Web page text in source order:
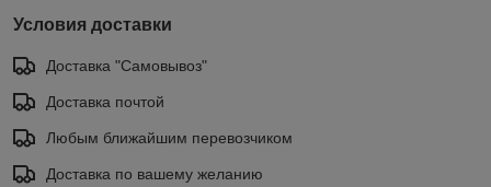
Условия доставки
Доставка "Самовывоз"
Доставка почтой
Любым ближайшим перевозчиком
Доставка по вашему желанию